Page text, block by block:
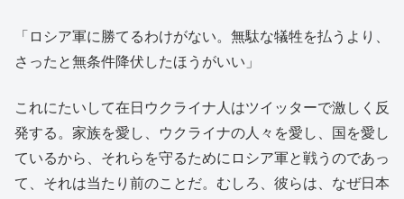
「ロシア軍に勝てるわけがない。無駄な犠牲を払うより、
さったと無条件降伏したほうがいい」
これにたいして在日ウクライナ人はツイッターで激しく反
発する。家族を愛し、ウクライナの人々を愛し、国を愛し
ているから、それらを守るためにロシア軍と戦うのであっ
て、それは当たり前のことだ。むしろ、彼らは、なぜ日本